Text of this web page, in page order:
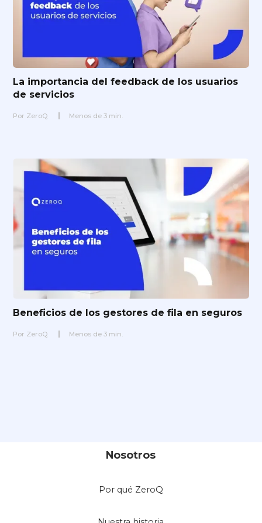
La importancia del feedback de los usuarios
de servicios
Por ZeroQ Menos de 3 min.
Beneficios de los gestores de fila en seguros
Por ZeroQ Menos de 3 min.
Nosotros
Por qué ZeroQ